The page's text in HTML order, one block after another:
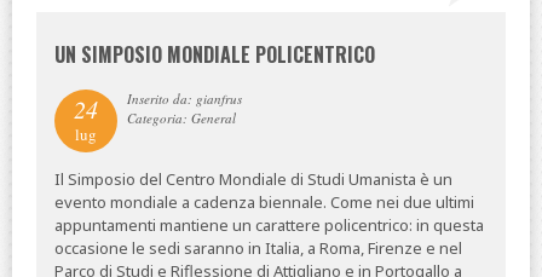
UN SIMPOSIO MONDIALE POLICENTRICO
24
lug
Inserito da: gianfrus
Categoria: General
Il Simposio del Centro Mondiale di Studi Umanista è un
evento mondiale a cadenza biennale. Come nei due ultimi
appuntamenti mantiene un carattere policentrico: in questa
occasione le sedi saranno in Italia, a Roma, Firenze e nel
Parco di Studi e Riflessione di Attigliano e in Portogallo a